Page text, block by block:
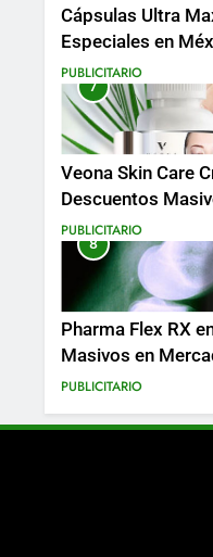
Cápsulas Ultra
Especiales en
Colombia, Perú ,
Más
PUBLICITARIO
7
Veona Skin Care
Descuentos
PUBLICITARIO
8
Pharma Flex RX
Masivos en
PUBLICITARIO